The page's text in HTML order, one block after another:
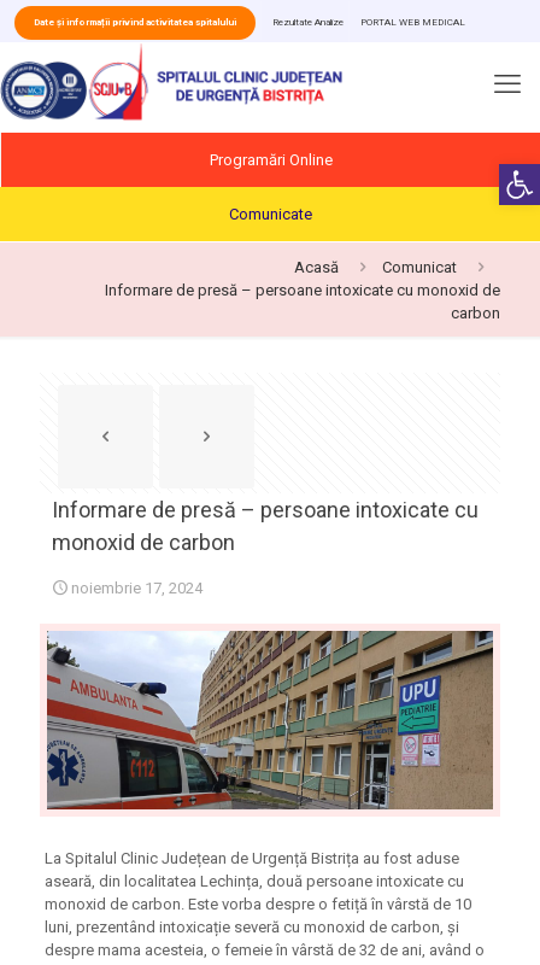
Date și informații privind activitatea spitalului Rezultate Analize PORTAL WEB MEDICAL
Programări Online
Comunicate
Acasă
Comunicat
Informare de presă – persoane intoxicate cu monoxid de
carbon
Informare de presă – persoane intoxicate cu
monoxid de carbon
noiembrie 17, 2024
La Spitalul Clinic Județean de Urgență Bistrița au fost aduse
aseară, din localitatea Lechința, două persoane intoxicate cu
monoxid de carbon. Este vorba despre o fetiță în vârstă de 10
luni, prezentând intoxicație severă cu monoxid de carbon, și
despre mama acesteia, o femeie în vârstă de 32 de ani, având o